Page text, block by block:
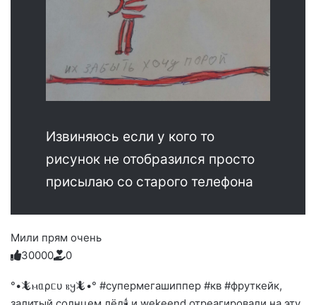
Извиняюсь если у кого то
рисунок не отобразился просто
присылаю со старого телефона
Мили прям очень
Голосуйте
вверх.
3
Нажмите
реакцию:
улыбаюсь
0
Нажмите
реакцию:
смеюсь
0
Нажмите
реакцию:
печаль
0
Нажмите
реакцию:
плачу
0
Нажмите
благодарю
0
°•🦎ⲙᥲρᥴυ ⲃ𐔤🦎•° #супермегашиппер #кв #фруткейк,